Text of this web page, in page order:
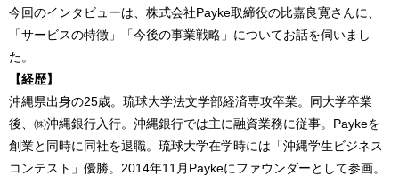
今回のインタビューは、株式会社Payke取締役の比嘉良寛さんに、
「サービスの特徴」「今後の事業戦略」についてお話を伺いまし
た。
【経歴】
沖縄県出身の25歳。琉球大学法文学部経済専攻卒業。同大学卒業
後、㈱沖縄銀行入行。沖縄銀行では主に融資業務に従事。Paykeを
創業と同時に同社を退職。琉球大学在学時には「沖縄学生ビジネス
コンテスト」優勝。2014年11月Paykeにファウンダーとして参画。